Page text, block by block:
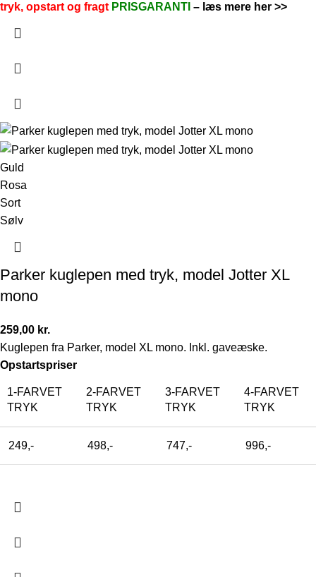
tryk, opstart og fragt PRISGARANTI – læs mere her >>
Guld
Rosa
Sort
Sølv
Parker kuglepen med tryk, model Jotter XL
mono
259,00 kr.
Kuglepen fra Parker, model XL mono. Inkl. gaveæske.
Opstartspriser
1-FARVET
TRYK
2-FARVET
TRYK
3-FARVET
TRYK
4-FARVET
TRYK
249,- 498,- 747,- 996,-